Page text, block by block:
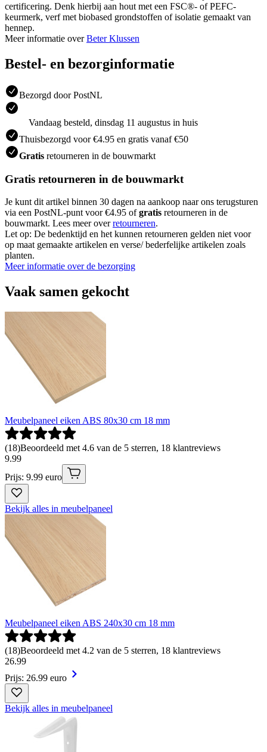
certificering. Denk hierbij aan hout met een FSC®- of PEFC-
keurmerk, verf met biobased grondstoffen of isolatie gemaakt van
hennep.
Meer informatie overBeter Klussen
Bestel- en bezorginformatie
Bezorgd door PostNL
Vandaag besteld, dinsdag 11 augustus in huis
Thuisbezorgd voor €4.95 en gratis vanaf €50
Gratis retourneren in de bouwmarkt
Gratis retourneren in de bouwmarkt
Je kunt dit artikel binnen 30 dagen na aankoop naar ons terugsturen
via een PostNL-punt voor €4.95 ofgratis retourneren in de
bouwmarkt. Lees meer overretourneren.
Let op: De bedenktijd en het kunnen retourneren gelden niet voor
op maat gemaakte artikelen en verse/ bederfelijke artikelen zoals
planten.
Meer informatie over de bezorging
Vaak samen gekocht
Meubelpaneel eiken ABS 80x30 cm 18 mm
(18)Beoordeeld met 4.6 van de 5 sterren, 18 klantreviews
9.99
Prijs: 9.99 euro
Bekijk alles in meubelpaneel
Meubelpaneel eiken ABS 240x30 cm 18 mm
(18)Beoordeeld met 4.2 van de 5 sterren, 18 klantreviews
26.99
Prijs: 26.99 euro
Bekijk alles in meubelpaneel